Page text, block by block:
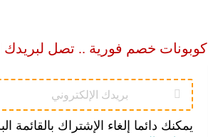
كوبونات خصم فورية .. تصل لبريدك
يمكنك دائما إلغاء الإشتراك بالقائمة